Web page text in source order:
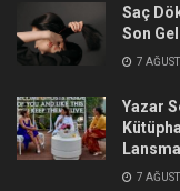
Saç
Son
7
Yazar
7